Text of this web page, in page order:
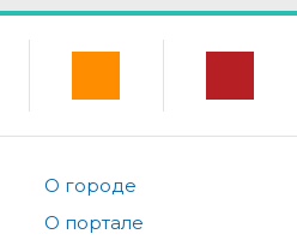
О городе
О портале